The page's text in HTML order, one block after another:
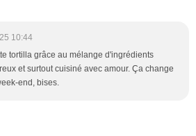
10:44
tortilla grâce au mélange d'ingrédients
et surtout cuisiné avec amour. Ça change
end, bises.